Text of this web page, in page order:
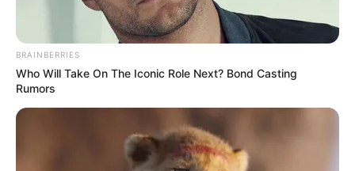
BRAINBERRIES
Who Will Take On The Iconic Role Next? Bond Casting
Rumors